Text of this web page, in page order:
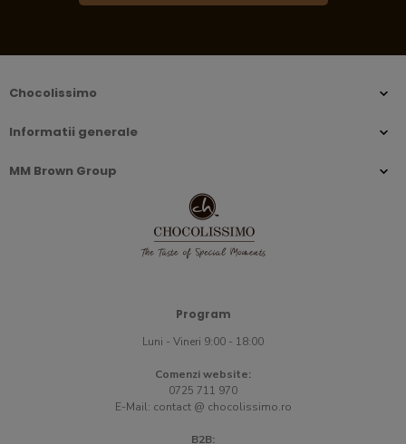
Chocolissimo
Informatii generale
MM Brown Group
Program
Luni - Vineri 9:00 - 18:00
Comenzi website:
0725 711 970
E-Mail: contact @ chocolissimo.ro
B2B: